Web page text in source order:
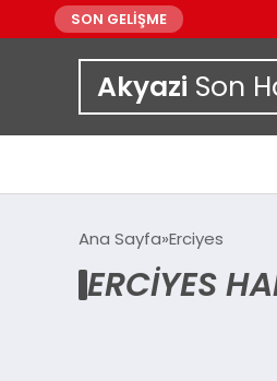
SON GELİŞME
Akyazi Son
Ana Sayfa Erciyes
ERCIYES